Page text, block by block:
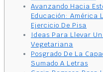
Avanzando Hacia
Educación: América
Ejercicio De Pisa
Ideas Para Llevar
Vegetariana
Posgrado De La
Sumado A Letras